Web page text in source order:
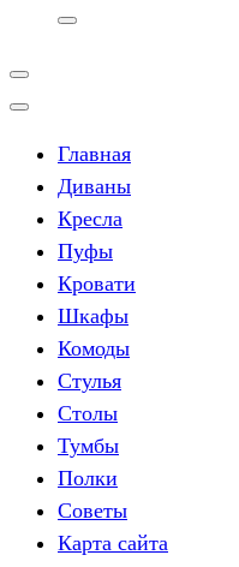
Главная
Диваны
Кресла
Пуфы
Кровати
Шкафы
Комоды
Стулья
Столы
Тумбы
Полки
Советы
Карта сайта